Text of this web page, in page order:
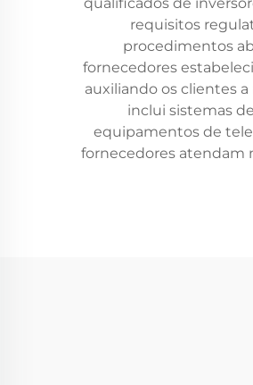
requisitos
procedimentos
fornecedores
auxiliando os clientes
inclui sistemas
equipamentos de
fornecedores atendam